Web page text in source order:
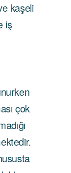
kaşeli
iş
çok